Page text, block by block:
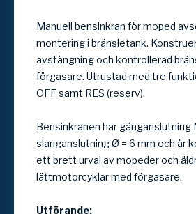
Manuell bensinkran för moped
montering i bränsletank.
avstängning och kontrollerad
förgasare. Utrustad med tre
OFF samt RES (reserv).
Bensinkranen har gänganslutning
slanganslutning Ø = 6 mm och är
ett brett urval av mopeder och
lättmotorcyklar med förgasare.
Utförande: